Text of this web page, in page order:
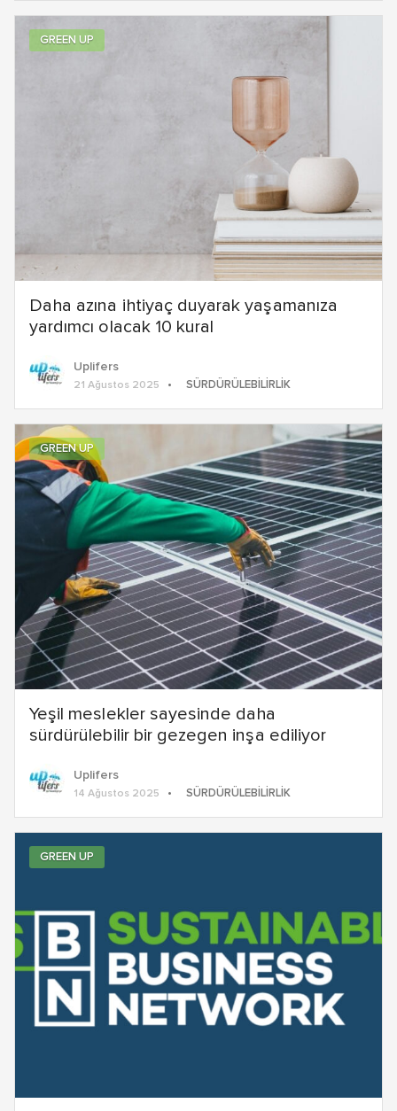
Daha azına ihtiyaç duyarak yaşamanıza
yardımcı olacak 10 kural
GREEN UP
Uplifers
21 Ağustos 2025 SÜRDÜRÜLEBILIRLIK
Yeşil meslekler sayesinde daha
sürdürülebilir bir gezegen inşa ediliyor
GREEN UP
Uplifers
14 Ağustos 2025 SÜRDÜRÜLEBILIRLIK
GREEN UP